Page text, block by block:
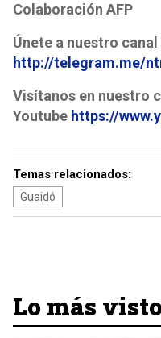
Colaboración AFP
Únete a nuestro
http://telegram.me/
Visítanos en nuestro
Youtube https://
Temas relacionados:
Guaidó
Lo más visto